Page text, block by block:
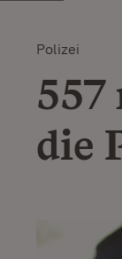
Polizei
557
die